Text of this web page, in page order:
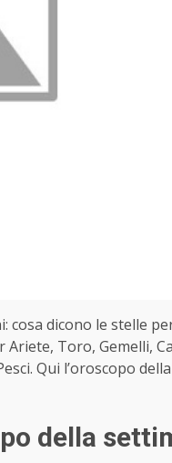
cosa dicono le stelle
Toro, Gemelli,
Qui l’oroscopo
della